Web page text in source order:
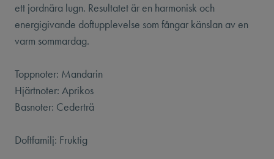
ett jordnära lugn. Resultatet är en harmonisk och
energigivande doftupplevelse som fångar känslan av en
varm sommardag.
Toppnoter: Mandarin
Hjärtnoter: Aprikos
Basnoter: Cederträ
Doftfamilj: Fruktig